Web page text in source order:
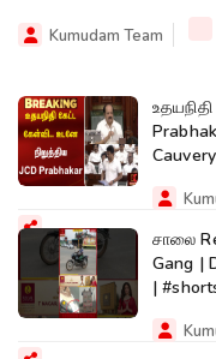
Kumudam Team
Cauvery
சாலை
Gang |
|